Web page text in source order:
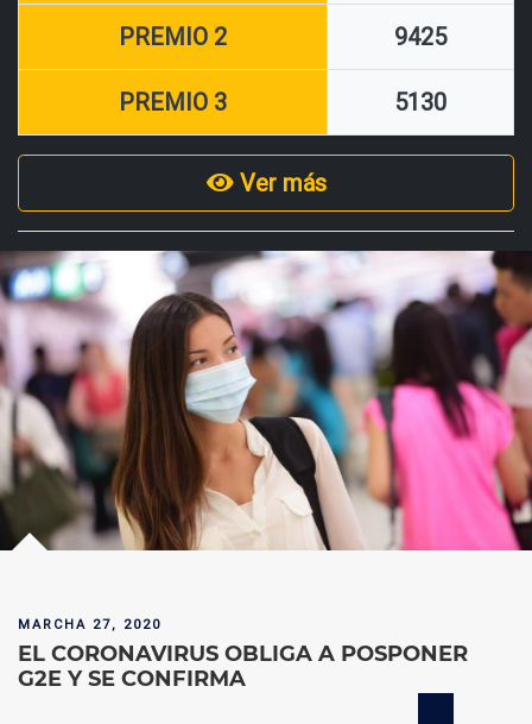
PREMIO 2 9425
PREMIO 3 5130
Ver más
MARCHA 27, 2020
EL CORONAVIRUS OBLIGA A POSPONER
G2E Y SE CONFIRMA